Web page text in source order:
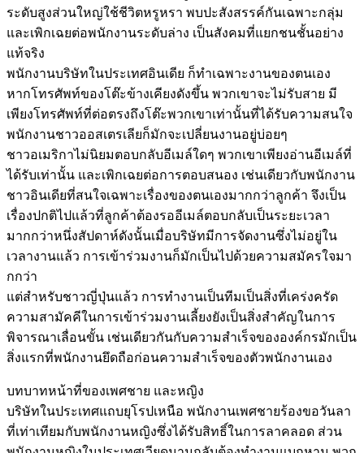
ระดับสูงส่วนใหญ่ใช้ชีวิตหรูหรา พบปะสังสรรค์กันเฉพาะกลุ่ม
และเพิกเฉยต่อพนักงานระดับล่าง เป็นสังคมที่แยกชนชั้นอย่าง
แท้จริง
พนักงานบริษัทในประเทศอินเดีย ก็ทำเฉพาะงานของตนเอง
หากโทรศัพท์ของโต๊ะข้างเคียงดังขึ้น พวกเขาจะไม่รับสาย มี
เพียงโทรศัพท์ที่ต่อตรงถึงโต๊ะพวกเขาเท่านั้นที่ได้รับความสนใจ
พนักงานชาวออสเตรเลียก็มักจะเปลี่ยนงานอยู่บ่อยๆ
ชาวอเมริกาไม่นิยมตอบกลับอีเมล์ใดๆ พวกเขาเพียงอ่านอีเมล์ที่
ได้รับเท่านั้น และเพิกเฉยต่อการตอบสนอง เช่นเดียวกับพนักงาน
ชาวอินเดียที่สนใจเฉพาะเรื่องของตนเองมากกว่าลูกค้า จึงเป็น
เรื่องปกติไปแล้วที่ลูกค้าต้องรออีเมล์ตอบกลับเป็นระยะเวลา
มากกว่าหนึ่งสัปดาห์ดังนั้นเมื่อบริษัทมีการจัดงานซึ่งไม่อยู่ใน
เวลางานแล้ว การเข้าร่วมงานก็มักเป็นไปด้วยความสมัครใจมา
กกว่า
แต่สำหรับชาวญี่ปุ่นแล้ว การทำงานเป็นทีมเป็นสิ่งที่เคร่งครัด
ความสามัคคีในการเข้าร่วมงานเลี้ยงยังเป็นสิ่งสำคัญในการ
พิจารณาเลื่อนขั้น เช่นเดียวกันกับความสำเร็จขององค์กรมักเป็น
สิ่งแรกที่พนักงานยึดถือก่อนความสำเร็จของตัวพนักงานเอง
บทบาทหน้าที่ของเพศชาย และหญิง
บริษัทในประเทศแถบยุโรปเหนือ พนักงานเพศชายร้องขอวันลา
ที่เท่าเทียมกับพนักงานหญิงซึ่งได้รับสิทธิ์ในการลาคลอด ส่วน